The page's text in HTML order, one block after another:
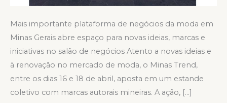
Mais importante plataforma de negócios da moda em
Minas Gerais abre espaço para novas ideias, marcas e
iniciativas no salão de negócios Atento a novas ideias e
à renovação no mercado de moda, o Minas Trend,
entre os dias 16 e 18 de abril, aposta em um estande
coletivo com marcas autorais mineiras. A ação, […]